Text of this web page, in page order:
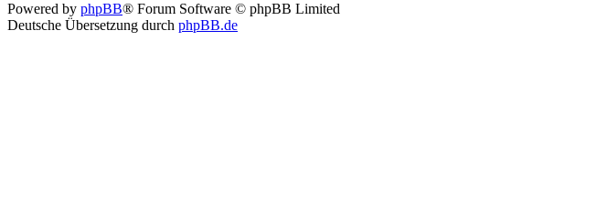
Powered by phpBB® Forum Software © phpBB Limited
Deutsche Übersetzung durch phpBB.de